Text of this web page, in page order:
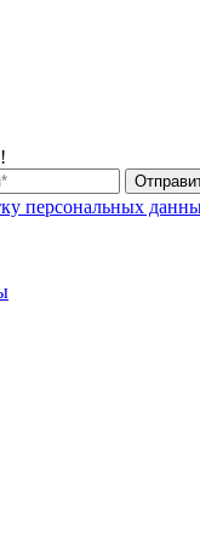
персональных